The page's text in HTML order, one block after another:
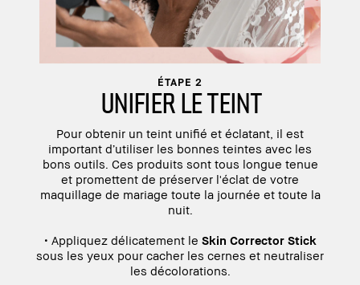
ÉTAPE 2
UNIFIER LE TEINT
Pour obtenir un teint unifié et éclatant, il est
important d’utiliser les bonnes teintes avec les
bons outils. Ces produits sont tous longue tenue
et promettent de préserver l'éclat de votre
maquillage de mariage toute la journée et toute la
nuit.
• Appliquez délicatement le Skin Corrector Stick
sous les yeux pour cacher les cernes et neutraliser
les décolorations.